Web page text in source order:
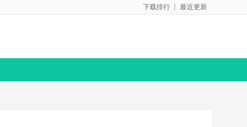
下载排行 最近更新